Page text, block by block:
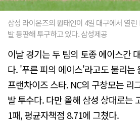
삼성 라이온즈의 원태인이 4일 대구에서 열
발 등판해 투구하고 있다. 삼성제공
이날 경기는 두 팀의 토종 에이스간
다. '푸른 피의 에이스'라고도 불리는
프랜차이즈 스타. NC의 구창모는 리
발 투수다. 다만 올해 삼성 상대로는
1패, 평균자책점 8.71에 그쳤다.